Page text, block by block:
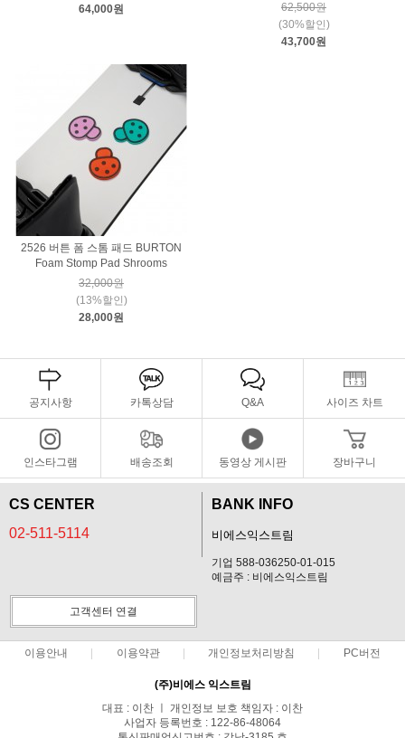
64,000원
62,500원
(30%할인)
43,700원
2526 버튼 폼 스톰 패드 BURTON
Foam Stomp Pad Shrooms
32,000원
(13%할인)
28,000원
공지사항 카톡상담 Q&A 사이즈 차트
인스타그램 배송조회 동영상 게시판 장바구니
CS CENTER
02-511-5114
BANK INFO
비에스익스트림
기업 588-036250-01-015
예금주 : 비에스익스트림
고객센터 연결
이용안내 이용약관 개인정보처리방침 PC버전
(주)비에스 익스트림
대표 : 이찬 ㅣ 개인정보 보호 책임자 : 이찬
사업자 등록번호 : 122-86-48064